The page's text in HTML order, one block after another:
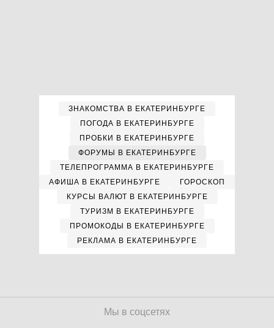
ЗНАКОМСТВА В ЕКАТЕРИНБУРГЕ
ПОГОДА В ЕКАТЕРИНБУРГЕ
ПРОБКИ В ЕКАТЕРИНБУРГЕ
ФОРУМЫ В ЕКАТЕРИНБУРГЕ
ТЕЛЕПРОГРАММА В ЕКАТЕРИНБУРГЕ
АФИША В ЕКАТЕРИНБУРГЕ
ГОРОСКОП
КУРСЫ ВАЛЮТ В ЕКАТЕРИНБУРГЕ
ТУРИЗМ В ЕКАТЕРИНБУРГЕ
ПРОМОКОДЫ В ЕКАТЕРИНБУРГЕ
РЕКЛАМА В ЕКАТЕРИНБУРГЕ
Мы в соцсетях